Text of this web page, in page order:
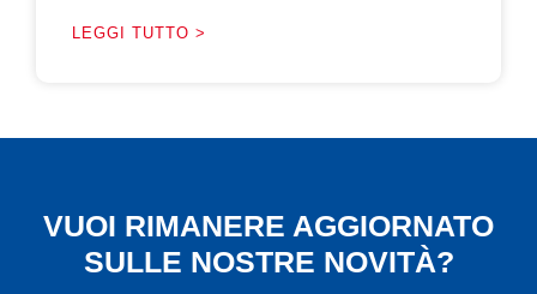
LEGGI TUTTO >
VUOI RIMANERE AGGIORNATO
SULLE NOSTRE NOVITÀ?